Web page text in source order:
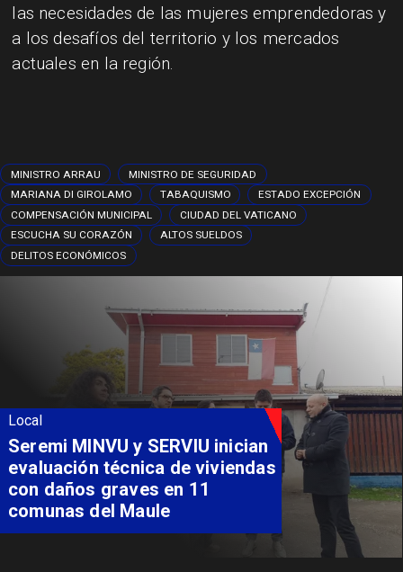
las necesidades de las mujeres emprendedoras y
a los desafíos del territorio y los mercados
actuales en la región.
MINISTRO ARRAU
MINISTRO DE SEGURIDAD
MARIANA DI GIROLAMO
TABAQUISMO
ESTADO EXCEPCIÓN
COMPENSACIÓN MUNICIPAL
CIUDAD DEL VATICANO
ESCUCHA SU CORAZÓN
ALTOS SUELDOS
DELITOS ECONÓMICOS
Local
Seremi MINVU y SERVIU inician
evaluación técnica de viviendas
con daños graves en 11
comunas del Maule